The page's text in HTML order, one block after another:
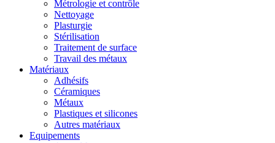
Métrologie et contrôle
Nettoyage
Plasturgie
Stérilisation
Traitement de surface
Travail des métaux
Matériaux
Adhésifs
Céramiques
Métaux
Plastiques et silicones
Autres matériaux
Equipements